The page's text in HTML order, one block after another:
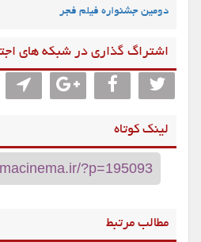
دومین جشنواره فیلم فجر
اشتراگ گذاری در شبکه های
لینک کوتاه
مطالب مرتبط